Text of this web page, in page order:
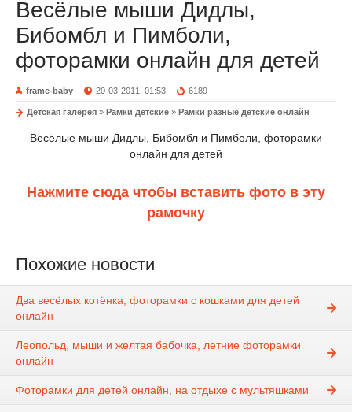
Весёлые мыши Дидлы,
Бибомбл и Пимболи,
фоторамки онлайн для детей
frame-baby 20-03-2011, 01:53 6189
Детская галерея » Рамки детские » Рамки разные детские онлайн
Весёлые мыши Дидлы, Бибомбл и Пимболи, фоторамки
онлайн для детей
Нажмите сюда чтобы вставить фото в эту
рамочку
Похожие новости
Два весёлых котёнка, фоторамки с кошками для детей
онлайн
Леопольд, мыши и желтая бабочка, летние фоторамки
онлайн
Фоторамки для детей онлайн, на отдыхе с мультяшками